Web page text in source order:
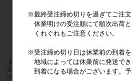
【パディマ限定 特別SALE】■湘南イン
ターナショナル■■X'mas■ パズルアド
ベントカレンダー クリスマスパレード
【パ
ター
※最終受注締め切りを過ぎてご注
休業明けの受注順にて順次出荷と
くれぐれもご注意ください。
※受注締め切り日は休業前の到着
地域によっては休業前に発送で
到着になる場合がございます。予